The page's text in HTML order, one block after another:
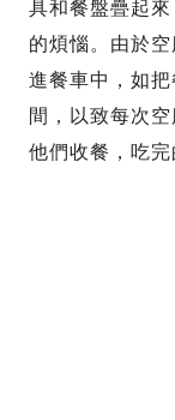
具和餐盤疊起
的煩惱。由於
進餐車中，如
間，以致每次
他們收餐，吃完